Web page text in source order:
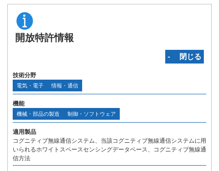
開放特許情報
‐ 閉じる
技術分野
電気・電子 情報・通信
機能
機械・部品の製造 制御・ソフトウェア
適用製品
コグニティブ無線通信システム、当該コグニティブ無線通信システムに用
いられるホワイトスペースセンシングデータベース、コグニティブ無線通
信方法